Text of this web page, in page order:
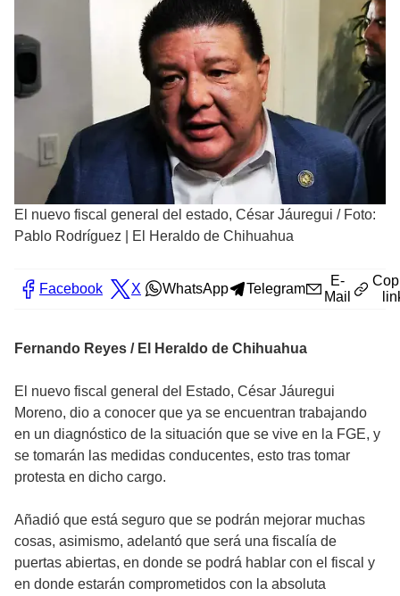
El nuevo fiscal general del estado, César Jáuregui / Foto:
Pablo Rodríguez | El Heraldo de Chihuahua
Facebook X WhatsApp Telegram
E-
Mail
Fernando Reyes / El Heraldo de Chihuahua
El nuevo fiscal general del Estado, César Jáuregui
Moreno, dio a conocer que ya se encuentran trabajando
en un diagnóstico de la situación que se vive en la FGE, y
se tomarán las medidas conducentes, esto tras tomar
protesta en dicho cargo.
Añadió que está seguro que se podrán mejorar muchas
cosas, asimismo, adelantó que será una fiscalía de
puertas abiertas, en donde se podrá hablar con el fiscal y
en donde estarán comprometidos con la absoluta